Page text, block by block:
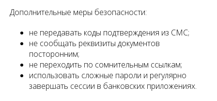
Дополнительные меры безопасности:
не передавать коды подтверждения из СМС;
не сообщать реквизиты документов
посторонним;
не переходить по сомнительным ссылкам;
использовать сложные пароли и регулярно
завершать сессии в банковских приложениях.